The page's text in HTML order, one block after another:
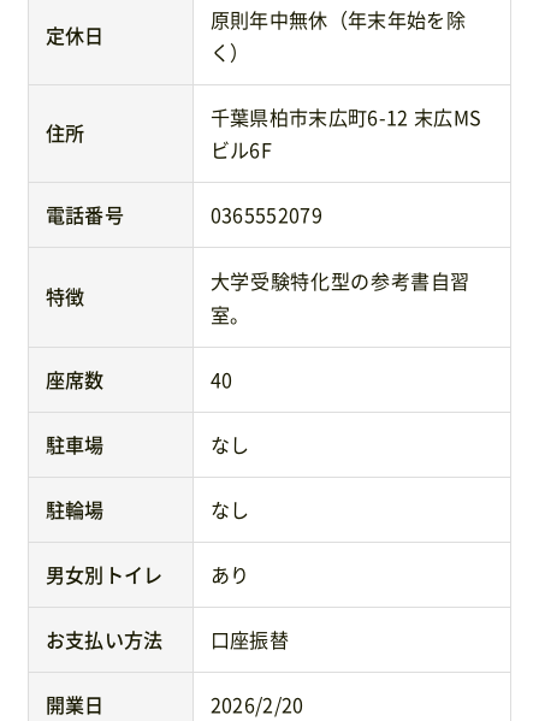
定休日
原則年中無休（年末年始を除
く）
住所
千葉県柏市末広町6-12 末広MS
ビル6F
電話番号 0365552079
特徴
大学受験特化型の参考書自習
室。
座席数 40
駐車場 なし
駐輪場 なし
男女別トイレ あり
お支払い方法 口座振替
開業日 2026/2/20